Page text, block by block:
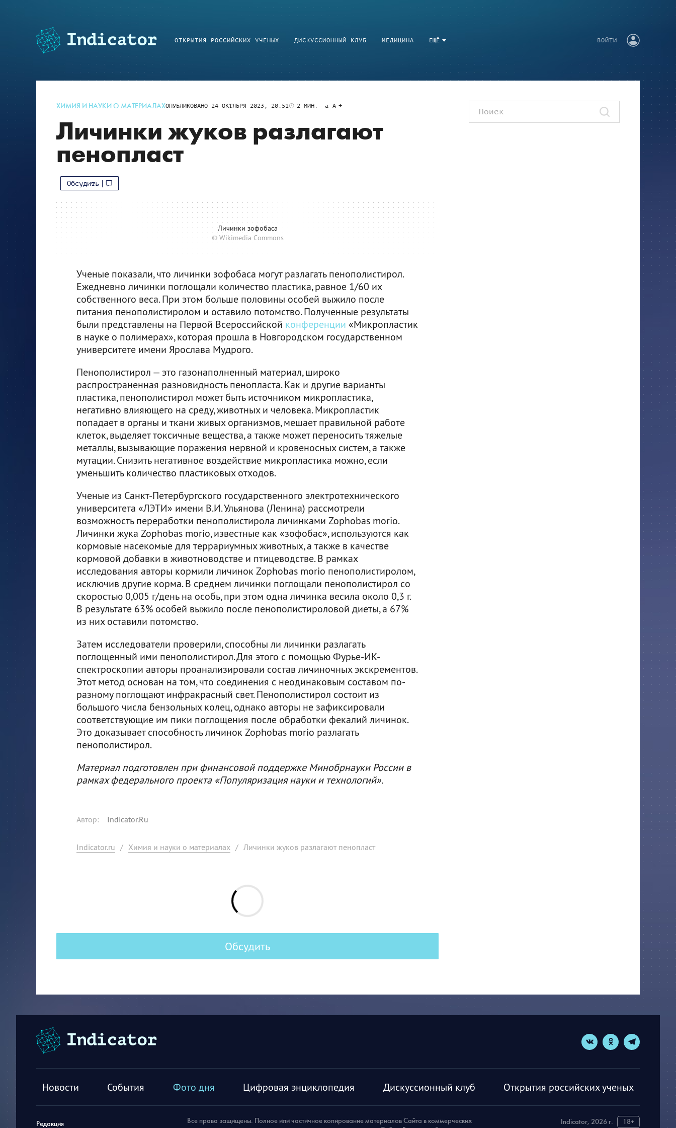
ЕЩЁ
ОТКРЫТИЯ РОССИЙСКИХ УЧЕНЫХ ДИСКУССИОННЫЙ КЛУБ МЕДИЦИНА ВОЙТИ
ХИМИЯ И НАУКИ О МАТЕРИАЛАХОПУБЛИКОВАНО 24 ОКТЯБРЯ 2023, 20:51 2 МИН. a A
Личинки жуков разлагают
пенопласт
Обсудить
Личинки зофобаса
© Wikimedia Commons
Ученые показали, что личинки зофобаса могут разлагать пенополистирол.
Ежедневно личинки поглощали количество пластика, равное 1/60 их
собственного веса. При этом больше половины особей выжило после
питания пенополистиролом и оставило потомство. Полученные результаты
были представлены на Первой Всероссийской конференции «Микропластик
в науке о полимерах», которая прошла в Новгородском государственном
университете имени Ярослава Мудрого.
Пенополистирол — это газонаполненный материал, широко
распространенная разновидность пенопласта. Как и другие варианты
пластика, пенополистирол может быть источником микропластика,
негативно влияющего на среду, животных и человека. Микропластик
попадает в органы и ткани живых организмов, мешает правильной работе
клеток, выделяет токсичные вещества, а также может переносить тяжелые
металлы, вызывающие поражения нервной и кровеносных систем, а также
мутации. Снизить негативное воздействие микропластика можно, если
уменьшить количество пластиковых отходов.
Ученые из Санкт-Петербургского государственного электротехнического
университета «ЛЭТИ» имени В.И. Ульянова (Ленина) рассмотрели
возможность переработки пенополистирола личинками Zophobas morio.
Личинки жука Zophobas morio, известные как «зофобас», используются как
кормовые насекомые для террариумных животных, а также в качестве
кормовой добавки в животноводстве и птицеводстве. В рамках
исследования авторы кормили личинок Zophobas morio пенополистиролом,
исключив другие корма. В среднем личинки поглощали пенополистирол со
скоростью 0,005 г/день на особь, при этом одна личинка весила около 0,3 г.
В результате 63% особей выжило после пенополистироловой диеты, а 67%
из них оставили потомство.
Затем исследователи проверили, способны ли личинки разлагать
поглощенный ими пенополистирол. Для этого с помощью Фурье-ИК-
спектроскопии авторы проанализировали состав личиночных экскрементов.
Этот метод основан на том, что соединения с неодинаковым составом по-
разному поглощают инфракрасный свет. Пенополистирол состоит из
большого числа бензольных колец, однако авторы не зафиксировали
соответствующие им пики поглощения после обработки фекалий личинок.
Это доказывает способность личинок Zophobas morio разлагать
пенополистирол.
Материал подготовлен при финансовой поддержке Минобрнауки России в
рамках федерального проекта «Популяризация науки и технологий».
Автор: Indicator.Ru
Indicator.ru / Химия и науки о материалах / Личинки жуков разлагают пенопласт
Обсудить
Новости События Фото дня Цифровая энциклопедия Дискуссионный клуб Открытия российских ученых
Редакция Indicator, 2026 г. 18+
Все права защищены. Полное или частичное копирование материалов Сайта в коммерческих